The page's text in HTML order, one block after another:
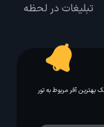
تبلیغات در لحظه
آفر مربوط به تور